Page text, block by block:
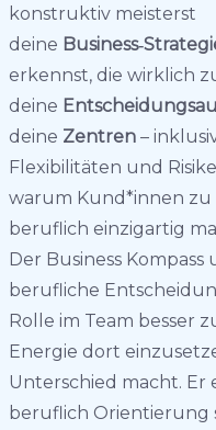
konstruktiv meisterst
deine
erkennst, die wirklich
deine
deine Zentren –
Flexibilitäten und
warum Kund*innen zu
beruflich einzigartig
Der Business
berufliche
Rolle im Team besser
Energie dort
Unterschied macht. Er
beruflich Orientierung